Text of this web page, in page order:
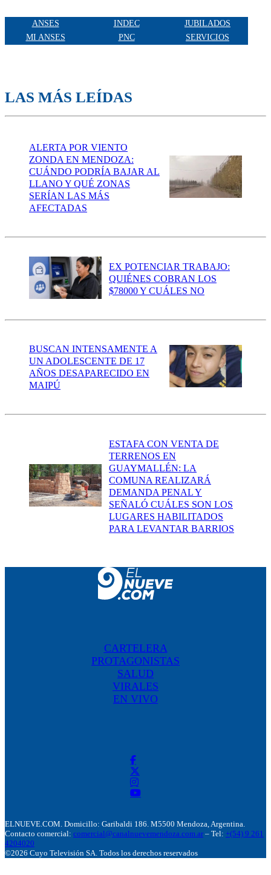
ANSES INDEC
JUBILADOS
MI ANSES
PNC SERVICIOS
LAS MÁS LEÍDAS
ALERTA POR VIENTO
ZONDA EN MENDOZA:
CUÁNDO PODRÍA BAJAR AL
LLANO Y QUÉ ZONAS
SERÍAN LAS MÁS
AFECTADAS
EX POTENCIAR TRABAJO:
QUIÉNES COBRAN LOS
$78000 Y CUÁLES NO
BUSCAN INTENSAMENTE A
UN ADOLESCENTE DE 17
AÑOS DESAPARECIDO EN
MAIPÚ
ESTAFA CON VENTA DE
TERRENOS EN
GUAYMALLÉN: LA
COMUNA REALIZARÁ
DEMANDA PENAL Y
SEÑALÓ CUÁLES SON LOS
LUGARES HABILITADOS
PARA LEVANTAR BARRIOS
CARTELERA
PROTAGONISTAS
SALUD
VIRALES
EN VIVO
ELNUEVE.COM. Domicillo: Garibaldi 186. M5500 Mendoza, Argentina.
Contacto comercial: comercial@canalnuevemendoza.com.ar – Tel: +(54) 9 261
4204020
©2026 Cuyo Televisión SA. Todos los derechos reservados